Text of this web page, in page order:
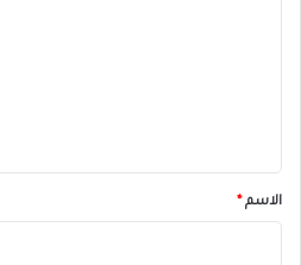
*الاسم*